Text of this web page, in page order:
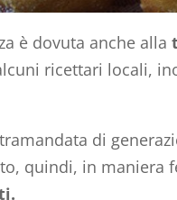
è dovuta anche alla
ricettari locali,
di
quindi, in maniera